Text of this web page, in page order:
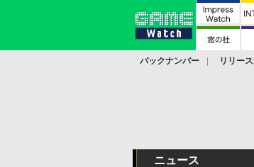
バックナンバー リリー
ニュース